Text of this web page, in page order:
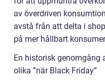
av överdriven
avstå från att delta i
på mer hållbart
En historisk genomgång
olika ”när Black Friday”